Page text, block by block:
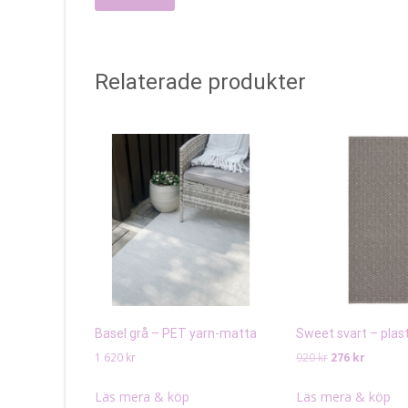
Relaterade produkter
Basel grå – PET yarn-matta
1 620 kr
Läs mera & köp
Sweet svart –
920kr Det
priset
276 kr
priset
Läs mera & köp